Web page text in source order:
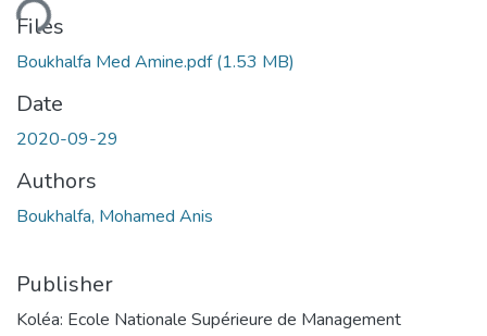
Files
Boukhalfa Med Amine.pdf(1.53 MB)
Date
2020-09-29
Authors
Boukhalfa, Mohamed Anis
Publisher
Koléa: Ecole Nationale Supérieure de Management